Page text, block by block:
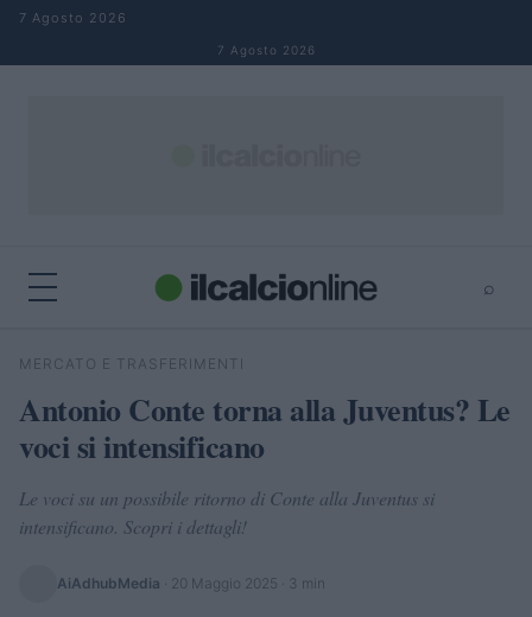
Salta al contenuto
7 Agosto 2026
7 Agosto 2026
⌕
Cerca
MERCATO E TRASFERIMENTI
Antonio Conte torna alla Juventus? Le
voci si intensificano
Le voci su un possibile ritorno di Conte alla Juventus si
intensificano. Scopri i dettagli!
AiAdhubMedia 20 Maggio 2025 · 3 min